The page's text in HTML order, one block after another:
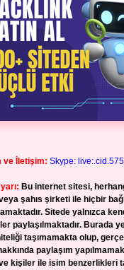
ve İletişim: Skype:
Bu internet sitesi,
şahıs şirketi ile hiçbir
Sitede yalnızca
paylaşılmaktadır. Burada
taşımamakta olup,
paylaşım
kişiler ile isim benzerlikleri